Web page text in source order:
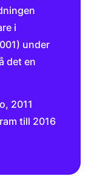
i
under
det en
2011
till 2016